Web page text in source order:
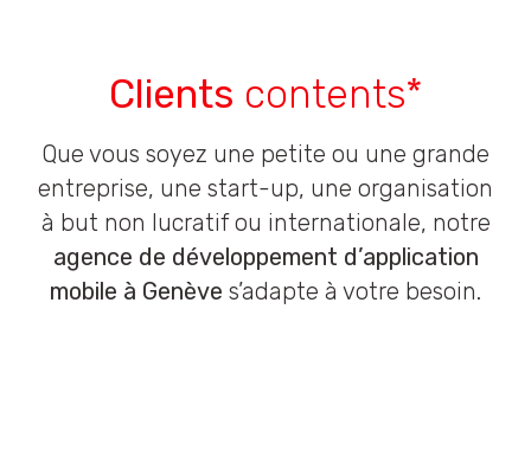
Clients contents*
Que vous soyez une petite ou une grande
entreprise, une start-up, une organisation
à but non lucratif ou internationale, notre
agence de développement d’application
mobile à Genève s’adapte à votre besoin.